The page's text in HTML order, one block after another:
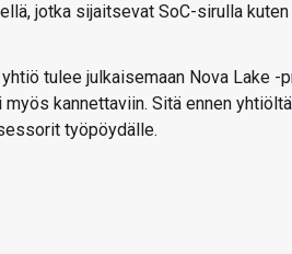
jotka sijaitsevat SoC-sirulla
tulee julkaisemaan Nova Lake
kannettaviin. Sitä ennen
työpöydälle.